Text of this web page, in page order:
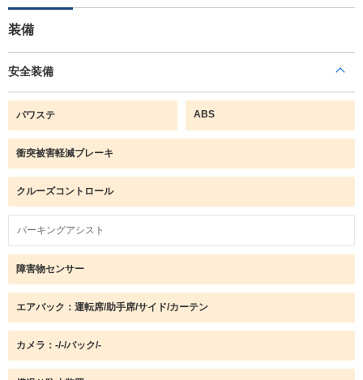
装備
安全装備
パワステ ABS
衝突被害軽減ブレーキ
クルーズコントロール
パーキングアシスト
障害物センサー
エアバック：運転席/助手席/サイド/カーテン
カメラ：-/-/バック/-